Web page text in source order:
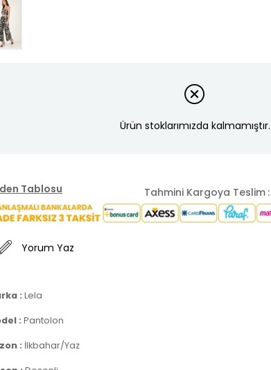
Ürün stoklarımızda kalmamıştır.
Tablosu Tahmini Kargoya Teslim :
Yorum Yaz
: Lela
: Pantolon
: İlkbahar/Yaz